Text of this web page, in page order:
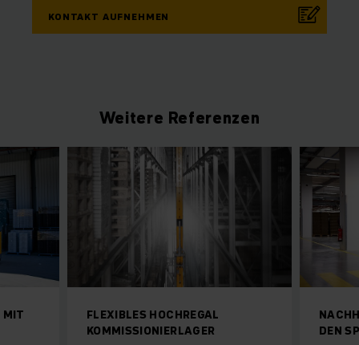
KONTAKT AUFNEHMEN
Weitere Referenzen
FLEXIBLES HOCHREGAL
KOMMISSIONIERLAGER
DEN
MIT